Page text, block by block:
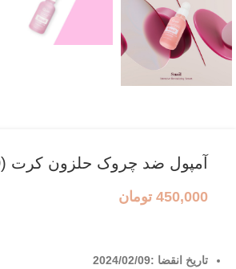
آمپول ضد چروک حلزون کرت (30میل)
450,000 تومان
تاریخ انقضا :2024/02/09